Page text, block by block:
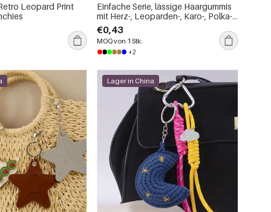
Leopard Print
Einfache Serie, lässige Haargummis
mit Herz-, Leoparden-, Karo-, Polka-
Dot- und Paisley-Muster
€0,43
MOQ von 1 Stk.
+2
Lager in China